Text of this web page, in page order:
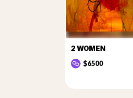
2 WOMEN
$6500